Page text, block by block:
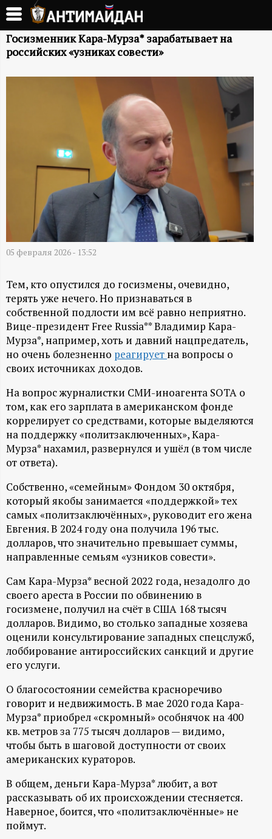
Перейти
основному
содержанию
А
Д
Н
-
и
н
ф
о
м
а
ц
и
о
н
н
ы
й
п
о
р
Госизменник Кара-Мурза* зарабатывает на
российских «узниках совести»
05 февраля 2026 - 13:52
Тем, кто опустился до госизмены, очевидно,
терять уже нечего. Но признаваться в
собственной подлости им всё равно неприятно.
Вице-президент Free Russia** Владимир Кара-
Мурза*, например, хоть и давний нацпредатель,
но очень болезненно реагирует на вопросы о
своих источниках доходов.
На вопрос журналистки СМИ-иноагента SOTA о
том, как его зарплата в американском фонде
коррелирует со средствами, которые выделяются
на поддержку «политзаключенных», Кара-
Мурза* нахамил, развернулся и ушёл (в том числе
от ответа).
Собственно, «семейным» Фондом 30 октября,
который якобы занимается «поддержкой» тех
самых «политзаключённых», руководит его жена
Евгения. В 2024 году она получила 196 тыс.
долларов, что значительно превышает суммы,
направленные семьям «узников совести».
Сам Кара-Мурза* весной 2022 года, незадолго до
своего ареста в России по обвинению в
госизмене, получил на счёт в США 168 тысяч
долларов. Видимо, во столько западные хозяева
оценили консультирование западных спецслужб,
лоббирование антироссийских санкций и другие
его услуги.
О благосостоянии семейства красноречиво
говорит и недвижимость. В мае 2020 года Кара-
Мурза* приобрел «скромный» особнячок на 400
кв. метров за 775 тысяч долларов — видимо,
чтобы быть в шаговой доступности от своих
американских кураторов.
В общем, деньги Кара-Мурза* любит, а вот
рассказывать об их происхождении стесняется.
Наверное, боится, что «политзаключённые» не
поймут.